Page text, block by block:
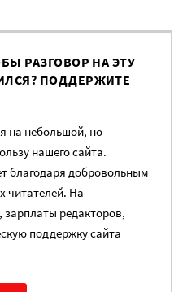
РАЗГОВОР НА ЭТУ
ПОДДЕРЖИТЕ
на небольшой, но
нашего сайта.
благодаря добровольным
читателей. На
редакторов,
поддержку сайта